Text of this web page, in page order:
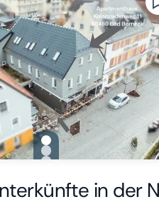
Zu Slide 1 wechseln
Zu Slide 2 wechseln
in der